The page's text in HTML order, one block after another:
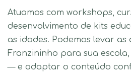
Atuamos com workshops,
desenvolvimento de kits
as idades. Podemos levar as
Franzininho para sua
— e adaptar o conteúdo